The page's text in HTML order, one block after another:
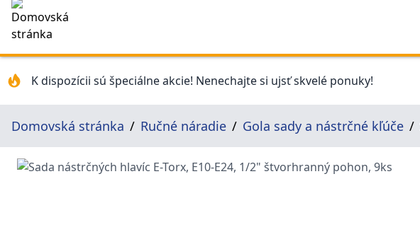
K dispozícii sú špeciálne akcie! Nenechajte si ujsť skvelé ponuky!
Domovská stránka Ručné náradie Gola sady a nástrčné kľúče